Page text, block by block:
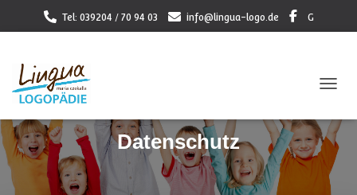
Tel: 039204 / 70 94 03 info@lingua-logo.de G
Datenschutz